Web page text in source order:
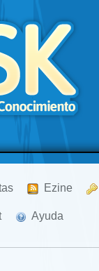
Ezine
Ayuda